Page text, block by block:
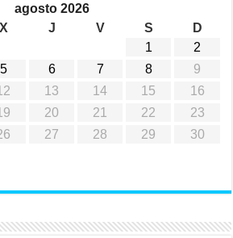
agosto 2026
X J V S
D
1
2
5 6 7 8
9
13 14 15
16
20 21 22
23
27 28 29
30